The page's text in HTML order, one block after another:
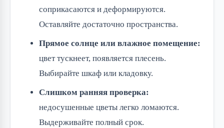
соприкасаются и деформируются.
Оставляйте достаточно пространства.
Прямое солнце или влажное помещение:
цвет тускнеет, появляется плесень.
Выбирайте шкаф или кладовку.
Слишком ранняя проверка:
недосушенные цветы легко ломаются.
Выдерживайте полный срок.